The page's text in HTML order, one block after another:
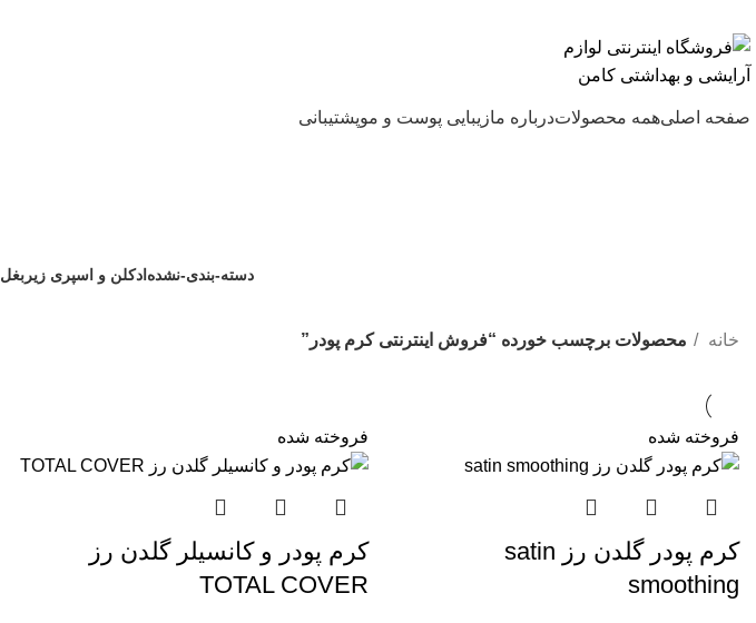
صفحه اصلیهمه محصولاتدرباره مازیبایی پوست و موپشتیبانی
دسته-بندی-نشده ادکلن و اسپری زیربغل
خانه محصولات برچسب خورده “فروش اینترنتی کرم پودر”
فروخته شده
کرم پودر گلدن رز satin
smoothing
فروخته شده
کرم پودر و کانسیلر گلدن رز
TOTAL COVER